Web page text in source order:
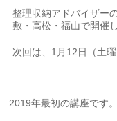
整理収納アドバイザー
敷・高松・福山で開催
次回は、1月12日（土
2019年最初の講座です。